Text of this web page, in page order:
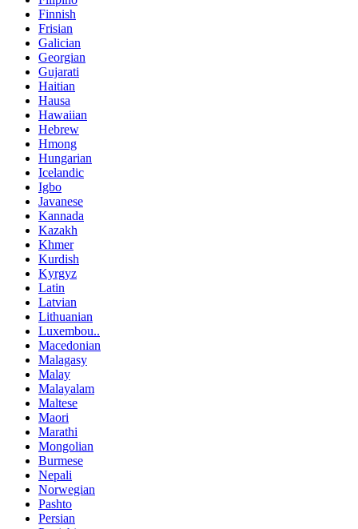
Finnish
Frisian
Galician
Georgian
Gujarati
Haitian
Hausa
Hawaiian
Hebrew
Hmong
Hungarian
Icelandic
Igbo
Javanese
Kannada
Kazakh
Khmer
Kurdish
Kyrgyz
Latin
Latvian
Lithuanian
Luxembou..
Macedonian
Malagasy
Malay
Malayalam
Maltese
Maori
Marathi
Mongolian
Burmese
Nepali
Norwegian
Pashto
Persian